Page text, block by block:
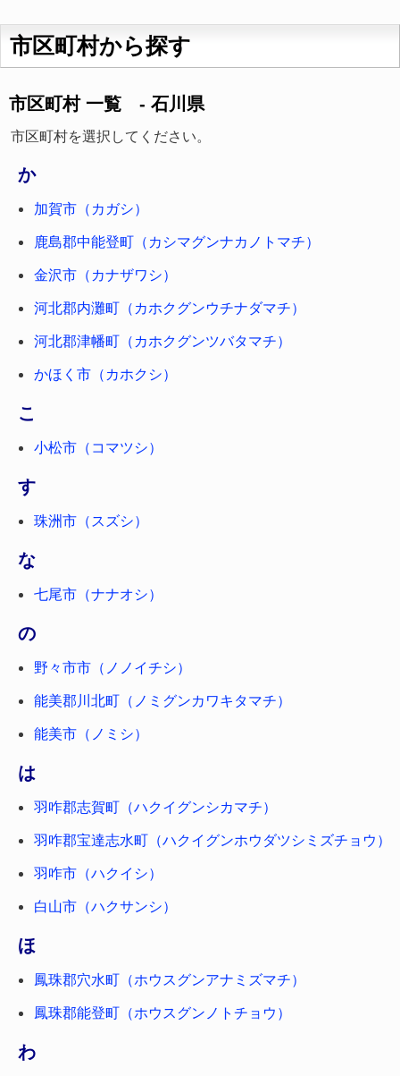
市区町村から探す
市区町村 一覧 - 石川県
市区町村を選択してください。
か
加賀市（カガシ）
鹿島郡中能登町（カシマグンナカノトマチ）
金沢市（カナザワシ）
河北郡内灘町（カホクグンウチナダマチ）
河北郡津幡町（カホクグンツバタマチ）
かほく市（カホクシ）
こ
小松市（コマツシ）
す
珠洲市（スズシ）
な
七尾市（ナナオシ）
の
野々市市（ノノイチシ）
能美郡川北町（ノミグンカワキタマチ）
能美市（ノミシ）
は
羽咋郡志賀町（ハクイグンシカマチ）
羽咋郡宝達志水町（ハクイグンホウダツシミズチョウ）
羽咋市（ハクイシ）
白山市（ハクサンシ）
ほ
鳳珠郡穴水町（ホウスグンアナミズマチ）
鳳珠郡能登町（ホウスグンノトチョウ）
わ